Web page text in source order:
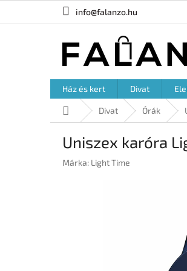
info@falanzo.hu
Ház és kert Divat
KezdőlapDivat Órák
Uniszex karóra
Márka: Light Time